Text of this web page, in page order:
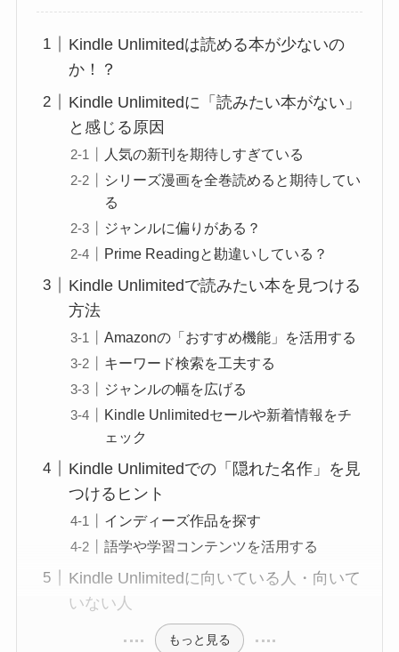
Kindle Unlimitedは読める本が少ないの
か！？
Kindle Unlimitedに「読みたい本がない」
と感じる原因
人気の新刊を期待しすぎている
シリーズ漫画を全巻読めると期待してい
る
ジャンルに偏りがある？
Prime Readingと勘違いしている？
Kindle Unlimitedで読みたい本を見つける
方法
Amazonの「おすすめ機能」を活用する
キーワード検索を工夫する
ジャンルの幅を広げる
Kindle Unlimitedセールや新着情報をチ
ェック
Kindle Unlimitedでの「隠れた名作」を見
つけるヒント
インディーズ作品を探す
語学や学習コンテンツを活用する
Kindle Unlimitedに向いている人・向いて
いない人
もっと見る